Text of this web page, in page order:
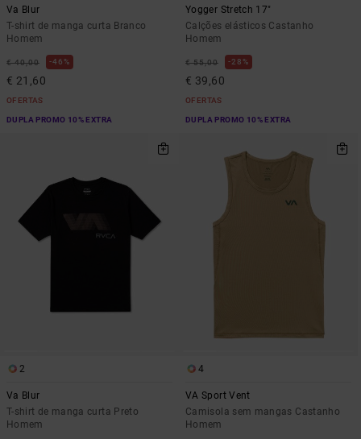
Va Blur
T-shirt de manga curta Branco
Homem
€ 40,00 46%
€ 21,60
OFERTAS
DUPLA PROMO 10% EXTRA
Yogger Stretch 17"
Calções elásticos Castanho
Homem
€ 55,00 28%
€ 39,60
OFERTAS
DUPLA PROMO 10% EXTRA
2
Va Blur
T-shirt de manga curta Preto
Homem
4
VA Sport Vent
Camisola sem mangas Castanho
Homem